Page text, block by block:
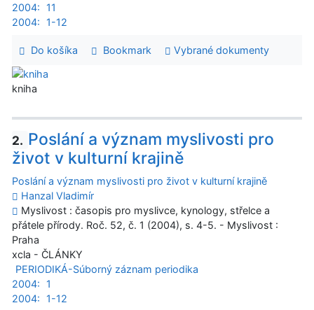
2004:
11
2004:
1-12
Do košíka Bookmark Vybrané dokumenty
kniha
2. Poslání a význam myslivosti pro
život v kulturní krajině
Poslání a význam myslivosti pro život v kulturní krajině
Hanzal Vladimír
Myslivost : časopis pro myslivce, kynology, střelce a
přátele přírody. Roč. 52, č. 1 (2004), s. 4-5. - Myslivost :
Praha
xcla - ČLÁNKY
PERIODIKÁ-Súborný záznam periodika
2004:
1
2004:
1-12